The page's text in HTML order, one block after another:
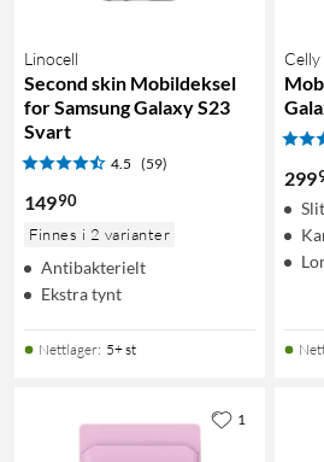
Linocell
Second skin Mobildeksel
for Samsung Galaxy S23
Svart
4.5 (59)
14990
Finnes i 2 varianter
Antibakterielt
Ekstra tynt
Nettlager: 5+ st
Celly
299
1